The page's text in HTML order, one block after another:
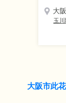
大
玉川
大阪市此